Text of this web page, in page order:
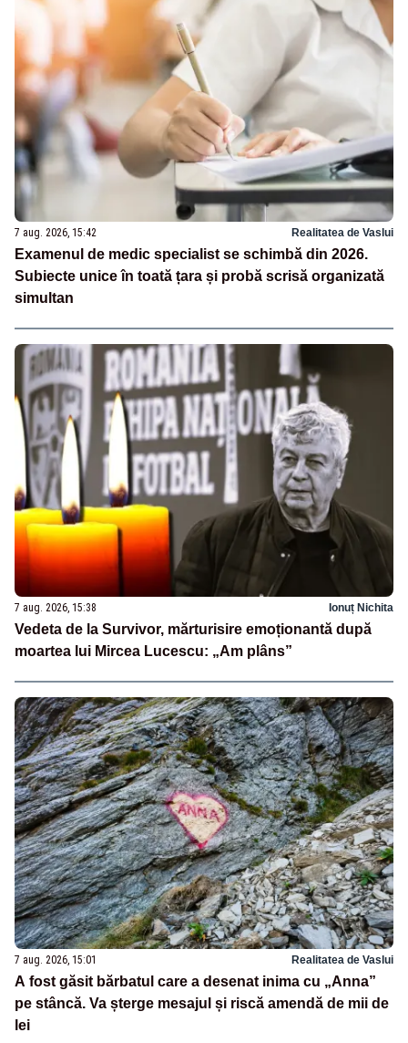
7 aug. 2026, 15:42 Realitatea de Vaslui
Examenul de medic specialist se schimbă din 2026.
Subiecte unice în toată țara și probă scrisă organizată
simultan
7 aug. 2026, 15:38 Ionuț Nichita
Vedeta de la Survivor, mărturisire emoționantă după
moartea lui Mircea Lucescu: „Am plâns”
7 aug. 2026, 15:01 Realitatea de Vaslui
A fost găsit bărbatul care a desenat inima cu „Anna”
pe stâncă. Va șterge mesajul și riscă amendă de mii de
lei